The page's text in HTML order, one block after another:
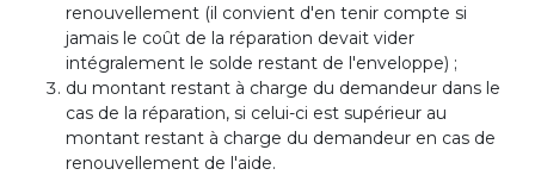
renouvellement (il convient d'en tenir compte si
jamais le coût de la réparation devait vider
intégralement le solde restant de l'enveloppe) ;
du montant restant à charge du demandeur dans le
cas de la réparation, si celui-ci est supérieur au
montant restant à charge du demandeur en cas de
renouvellement de l'aide.